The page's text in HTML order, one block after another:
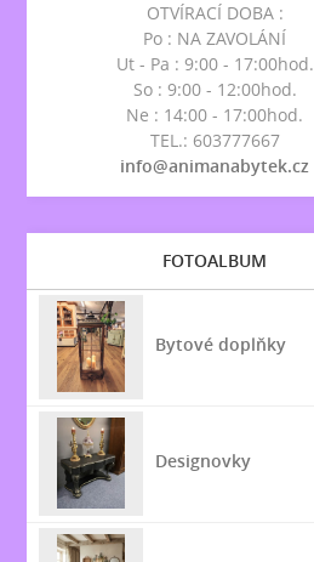
OTVÍRACÍ DOBA :
Po : NA ZAVOLÁNÍ
Ut - Pa : 9:00 - 17:00hod.
So : 9:00 - 12:00hod.
Ne : 14:00 - 17:00hod.
TEL.: 603777667
info@animanabytek.cz
FOTOALBUM
Bytové doplňky
Designovky